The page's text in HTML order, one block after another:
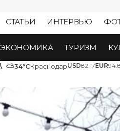
СТАТЬИ ИНТЕРВЬЮ
ЭКОНОМИКА ТУРИЗМ
⛅34°CКраснодарUSD82.17EUR